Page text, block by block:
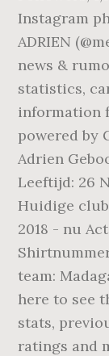
Instagram
ADRIEN
news &
statistics,
information
powered by
Adrien
Leeftijd: 26
Huidige
2018 - nu
team:
here to see
stats,
ratings and